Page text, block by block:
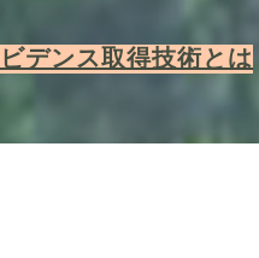
デンス取得技術とは